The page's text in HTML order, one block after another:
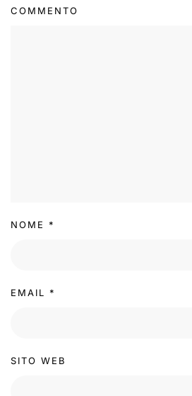
COMMENTO
NOME *
EMAIL *
SITO WEB